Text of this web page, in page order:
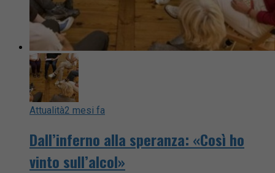
Attualità2 mesi fa
Dall’inferno alla speranza: «Così ho
vinto sull’alcol»